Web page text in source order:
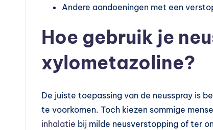
vi
Andere aandoeningen met een
Hoe gebruik je
xylometazoline?
De juiste toepassing van de neusspray is
te voorkomen. Toch kiezen sommige
inhalatie bij milde neusverstopping of ter